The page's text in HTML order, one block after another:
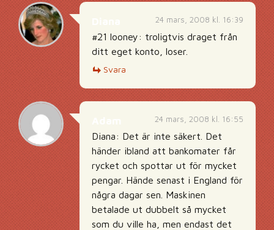
24 mars, 2008 kl. 16:39
#21 looney: troligtvis draget från
ditt eget konto, loser.
Svara
24 mars, 2008 kl. 16:55
Diana: Det är inte säkert. Det
händer ibland att bankomater får
rycket och spottar ut för mycket
pengar. Hände senast i England för
några dagar sen. Maskinen
betalade ut dubbelt så mycket
som du ville ha, men endast det